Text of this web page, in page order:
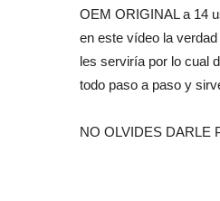
OEM ORIGINAL a 14
en este vídeo la
les serviría por lo cual
todo paso a paso y
NO OLVIDES DARLE